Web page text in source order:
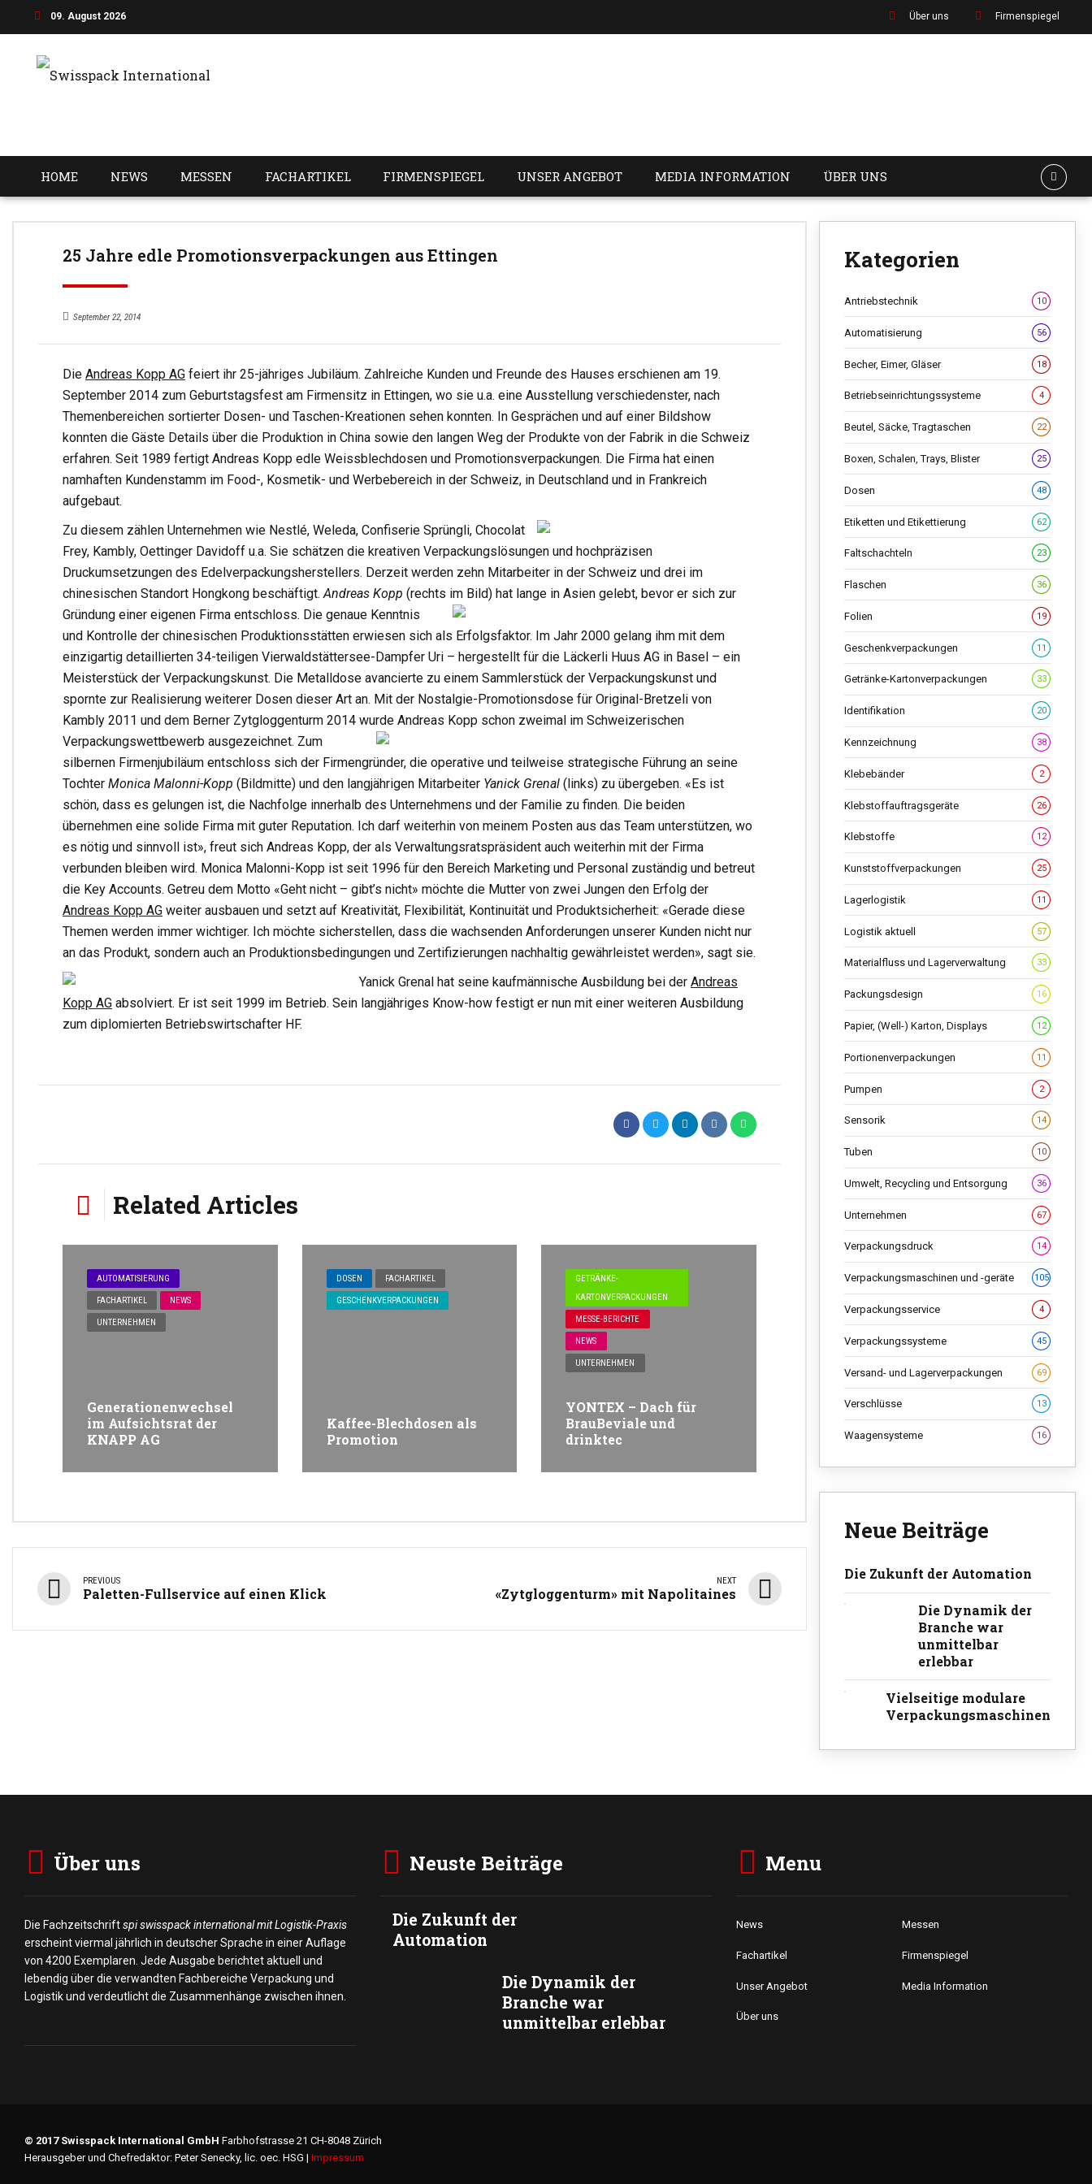
09. August 2026 Über uns Firmenspiegel
HOME NEWS MESSEN FACHARTIKEL FIRMENSPIEGEL UNSER ANGEBOT MEDIA INFORMATION ÜBER UNS
25 Jahre edle Promotionsverpackungen aus Ettingen
September 22, 2014
Die Andreas Kopp AG feiert ihr 25-jähriges Jubiläum. Zahlreiche Kunden und Freunde des Hauses erschienen am 19.
September 2014 zum Geburtstagsfest am Firmensitz in Ettingen, wo sie u.a. eine Ausstellung verschiedenster, nach
Themenbereichen sortierter Dosen- und Taschen-Kreationen sehen konnten. In Gesprächen und auf einer Bildshow
konnten die Gäste Details über die Produktion in China sowie den langen Weg der Produkte von der Fabrik in die Schweiz
erfahren. Seit 1989 fertigt Andreas Kopp edle Weissblechdosen und Promotionsverpackungen. Die Firma hat einen
namhaften Kundenstamm im Food-, Kosmetik- und Werbebereich in der Schweiz, in Deutschland und in Frankreich
aufgebaut.
Zu diesem zählen Unternehmen wie Nestlé, Weleda, Confiserie Sprüngli, Chocolat
Frey, Kambly, Oettinger Davidoff u.a. Sie schätzen die kreativen Verpackungslösungen und hochpräzisen
Druckumsetzungen des Edelverpackungsherstellers. Derzeit werden zehn Mitarbeiter in der Schweiz und drei im
chinesischen Standort Hongkong beschäftigt.Andreas Kopp (rechts im Bild) hat lange in Asien gelebt, bevor er sich zur
Gründung einer eigenen Firma entschloss. Die genaue Kenntnis
und Kontrolle der chinesischen Produktionsstätten erwiesen sich als Erfolgsfaktor. Im Jahr 2000 gelang ihm mit dem
einzigartig detaillierten 34-teiligen Vierwaldstättersee-Dampfer Uri – hergestellt für die Läckerli Huus AG in Basel – ein
Meisterstück der Verpackungskunst. Die Metalldose avancierte zu einem Sammlerstück der Verpackungskunst und
spornte zur Realisierung weiterer Dosen dieser Art an. Mit der Nostalgie-Promotionsdose für Original-Bretzeli von
Kambly 2011 und dem Berner Zytgloggenturm 2014 wurde Andreas Kopp schon zweimal im Schweizerischen
Verpackungswettbewerb ausgezeichnet. Zum
silbernen Firmenjubiläum entschloss sich der Firmengründer, die operative und teilweise strategische Führung an seine
Tochter Monica Malonni-Kopp (Bildmitte) und den langjährigen Mitarbeiter Yanick Grenal (links) zu übergeben. «Es ist
schön, dass es gelungen ist, die Nachfolge innerhalb des Unternehmens und der Familie zu finden. Die beiden
übernehmen eine solide Firma mit guter Reputation. Ich darf weiterhin von meinem Posten aus das Team unterstützen, wo
es nötig und sinnvoll ist», freut sich Andreas Kopp, der als Verwaltungsratspräsident auch weiterhin mit der Firma
verbunden bleiben wird. Monica Malonni-Kopp ist seit 1996 für den Bereich Marketing und Personal zuständig und betreut
die Key Accounts. Getreu dem Motto «Geht nicht – gibt’s nicht» möchte die Mutter von zwei Jungen den Erfolg der
Andreas Kopp AG weiter ausbauen und setzt auf Kreativität, Flexibilität, Kontinuität und Produktsicherheit: «Gerade diese
Themen werden immer wichtiger. Ich möchte sicherstellen, dass die wachsenden Anforderungen unserer Kunden nicht nur
an das Produkt, sondern auch an Produktionsbedingungen und Zertifizierungen nachhaltig gewährleistet werden», sagt sie.
Yanick Grenal hat seine kaufmännische Ausbildung bei der Andreas
Kopp AG absolviert. Er ist seit 1999 im Betrieb. Sein langjähriges Know-how festigt er nun mit einer weiteren Ausbildung
zum diplomierten Betriebswirtschafter HF.
Related Articles
AUTOMATISIERUNG
FACHARTIKEL NEWS
UNTERNEHMEN
Generationenwechsel
im Aufsichtsrat der
KNAPP AG
DOSEN FACHARTIKEL
GESCHENKVERPACKUNGEN
Kaffee-Blechdosen als
Promotion
GETRÄNKE-
KARTONVERPACKUNGEN
MESSE-BERICHTE
NEWS
UNTERNEHMEN
YONTEX – Dach für
BrauBeviale und
drinktec
PREVIOUS
Paletten-Fullservice auf einen Klick
NEXT
«Zytgloggenturm» mit Napolitaines
Kategorien
Antriebstechnik 10
Automatisierung 56
Becher, Eimer, Gläser 18
Betriebseinrichtungssysteme 4
Beutel, Säcke, Tragtaschen 22
Boxen, Schalen, Trays, Blister 25
Dosen 48
Etiketten und Etikettierung 62
Faltschachteln 23
Flaschen 36
Folien 19
Geschenkverpackungen 11
Getränke-Kartonverpackungen 33
Identifikation 20
Kennzeichnung 38
Klebebänder 2
Klebstoffauftragsgeräte 26
Klebstoffe 12
Kunststoffverpackungen 25
Lagerlogistik 11
Logistik aktuell 57
Materialfluss und Lagerverwaltung 33
Packungsdesign 16
Papier, (Well-) Karton, Displays 12
Portionenverpackungen 11
Pumpen 2
Sensorik 14
Tuben 10
Umwelt, Recycling und Entsorgung 36
Unternehmen 67
Verpackungsdruck 14
Verpackungsmaschinen und -geräte 105
Verpackungsservice 4
Verpackungssysteme 45
Versand- und Lagerverpackungen 69
Verschlüsse 13
Waagensysteme 16
Neue Beiträge
Die Zukunft der Automation
Die Dynamik der
Branche war
unmittelbar
erlebbar
Vielseitige modulare
Verpackungsmaschinen
Über uns
Die Fachzeitschriftspi swisspack international mit Logistik-Praxis
erscheint viermal jährlich in deutscher Sprache in einer Auflage
von 4200 Exemplaren. Jede Ausgabe berichtet aktuell und
lebendig über die verwandten Fachbereiche Verpackung und
Logistik und verdeutlicht die Zusammenhänge zwischen ihnen.
Neuste Beiträge
Die Zukunft der
Automation
Die Dynamik der
Branche war
unmittelbar erlebbar
Menu
News Messen
Fachartikel Firmenspiegel
Unser Angebot Media Information
Über uns
© 2017 Swisspack International GmbH Farbhofstrasse 21 CH-8048 Zürich
Herausgeber und Chefredaktor: Peter Senecky, lic. oec. HSG | Impressum